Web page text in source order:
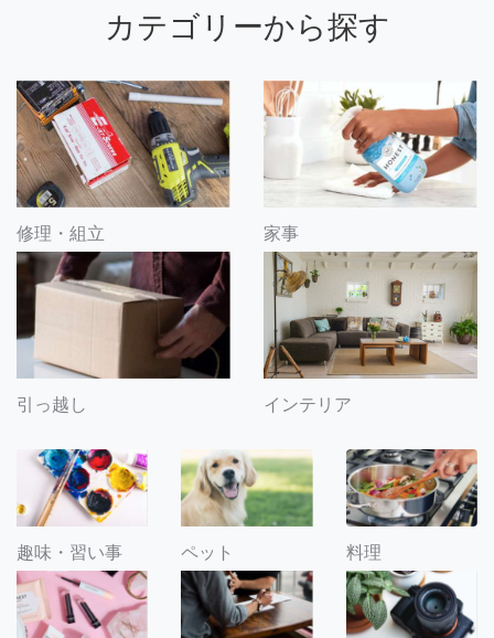
カテゴリーから探す
修理・組立 家事
引っ越し インテリア
趣味・習い事 ペット 料理